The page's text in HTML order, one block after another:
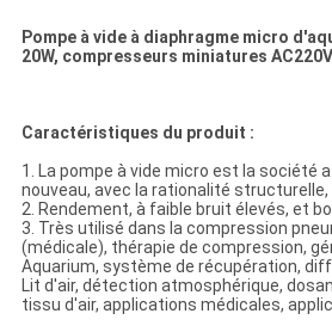
Pompe à vide à diaphragme micro
20W, compresseurs miniatures AC220V
Caractéristiques du produit :
1. La pompe à vide micro est la société
nouveau, avec la rationalité
2. Rendement, à faible bruit élevés, et
3. Très utilisé dans la compression
(médicale), thérapie de compression,
Aquarium, système de récupération,
Lit d'air, détection atmosphérique,
tissu d'air, applications médicales,